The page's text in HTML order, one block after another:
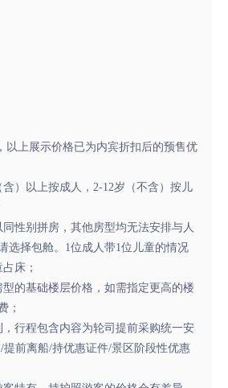
以上展示价格已为内宾折扣后的预售优
含）以上按成人，2-12岁（不含）按儿
性别拼房，其他房型均无法安排与人
选择包舱。1位成人带1位儿童的情况
床；
的基础楼层价格，如需指定更高的楼
；
行程包含内容为轮司提前采购统一安
前离船/持优惠证件/景区阶段性优惠